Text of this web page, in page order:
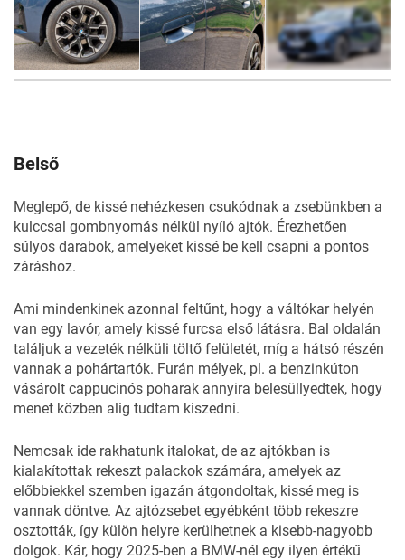
Belső
Meglepő, de kissé nehézkesen csukódnak a zsebünkben a
kulccsal gombnyomás nélkül nyíló ajtók. Érezhetően
súlyos darabok, amelyeket kissé be kell csapni a pontos
záráshoz.
Ami mindenkinek azonnal feltűnt, hogy a váltókar helyén
van egy lavór, amely kissé furcsa első látásra. Bal oldalán
találjuk a vezeték nélküli töltő felületét, míg a hátsó részén
vannak a pohártartók. Furán mélyek, pl. a benzinkúton
vásárolt cappucinós poharak annyira belesüllyedtek, hogy
menet közben alig tudtam kiszedni.
Nemcsak ide rakhatunk italokat, de az ajtókban is
kialakítottak rekeszt palackok számára, amelyek az
előbbiekkel szemben igazán átgondoltak, kissé meg is
vannak döntve. Az ajtózsebet egyébként több rekeszre
osztották, így külön helyre kerülhetnek a kisebb-nagyobb
dolgok. Kár, hogy 2025-ben a BMW-nél egy ilyen értékű